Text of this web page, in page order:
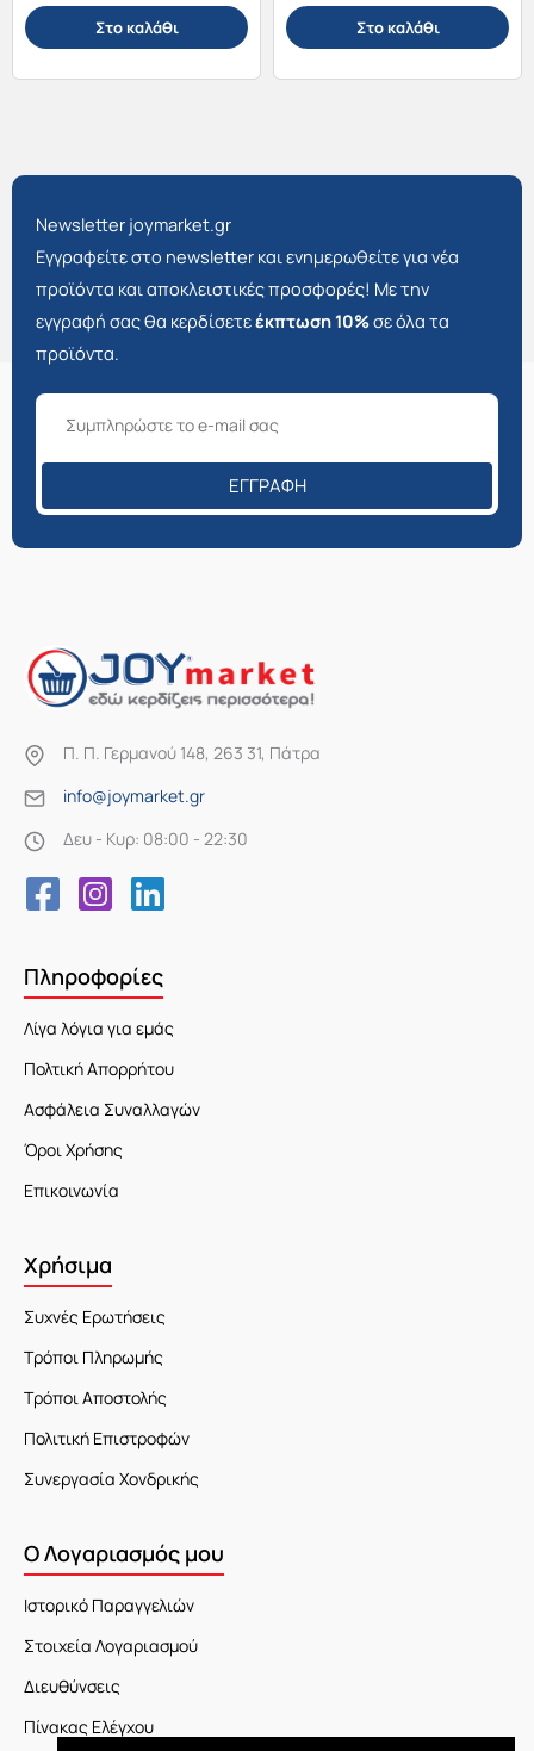
Στο καλάθι Στο καλάθι
Newsletter joymarket.gr
Εγγραφείτε στο newsletter και ενημερωθείτε για νέα
προϊόντα και αποκλειστικές προσφορές! Με την
εγγραφή σας θα κερδίσετεέκπτωση 10%σε όλα τα
προϊόντα.
ΕΓΓΡΑΦΉ
Π. Π. Γερμανού 148, 263 31, Πάτρα
info@joymarket.gr
Δευ - Κυρ: 08:00 - 22:30
Πληροφορίες
Λίγα λόγια για εμάς
Πολτική Απορρήτου
Ασφάλεια Συναλλαγών
Όροι Χρήσης
Επικοινωνία
Χρήσιμα
Συχνές Ερωτήσεις
Τρόποι Πληρωμής
Τρόποι Αποστολής
Πολιτική Επιστροφών
Συνεργασία Χονδρικής
Ο Λογαριασμός μου
Ιστορικό Παραγγελιών
Στοιχεία Λογαριασμού
Διευθύνσεις
Πίνακας Ελέγχου